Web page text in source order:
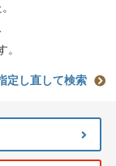
定し直して検索